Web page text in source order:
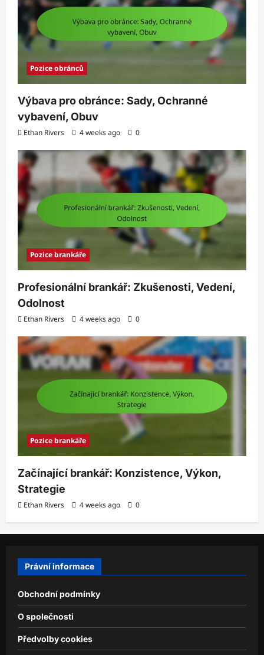
Pozice obránců
Výbava pro obránce: Sady, Ochranné
vybavení, Obuv
Ethan Rivers 4 weeks ago 0
Pozice brankáře
Profesionální brankář: Zkušenosti, Vedení,
Odolnost
Ethan Rivers 4 weeks ago 0
Pozice brankáře
Začínající brankář: Konzistence, Výkon,
Strategie
Ethan Rivers 4 weeks ago 0
Právní informace
Obchodní podmínky
O společnosti
Předvolby cookies